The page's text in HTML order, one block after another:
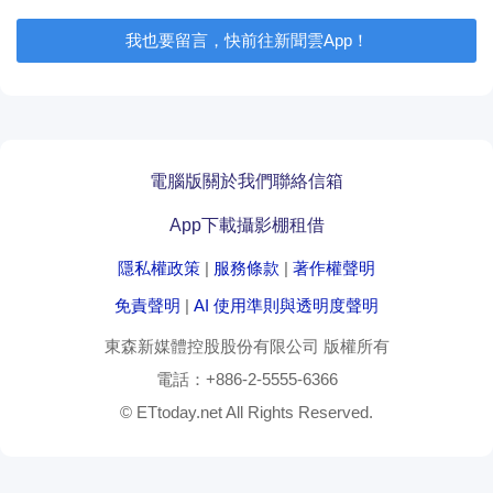
我也要留言，快前往新聞雲App！
電腦版關於我們聯絡信箱
App下載攝影棚租借
隱私權政策 | 服務條款 | 著作權聲明
免責聲明 | AI 使用準則與透明度聲明
東森新媒體控股股份有限公司 版權所有
電話： +886-2-5555-6366
© ETtoday.net All Rights Reserved.